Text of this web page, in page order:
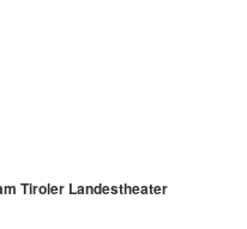
Tiroler Landestheater